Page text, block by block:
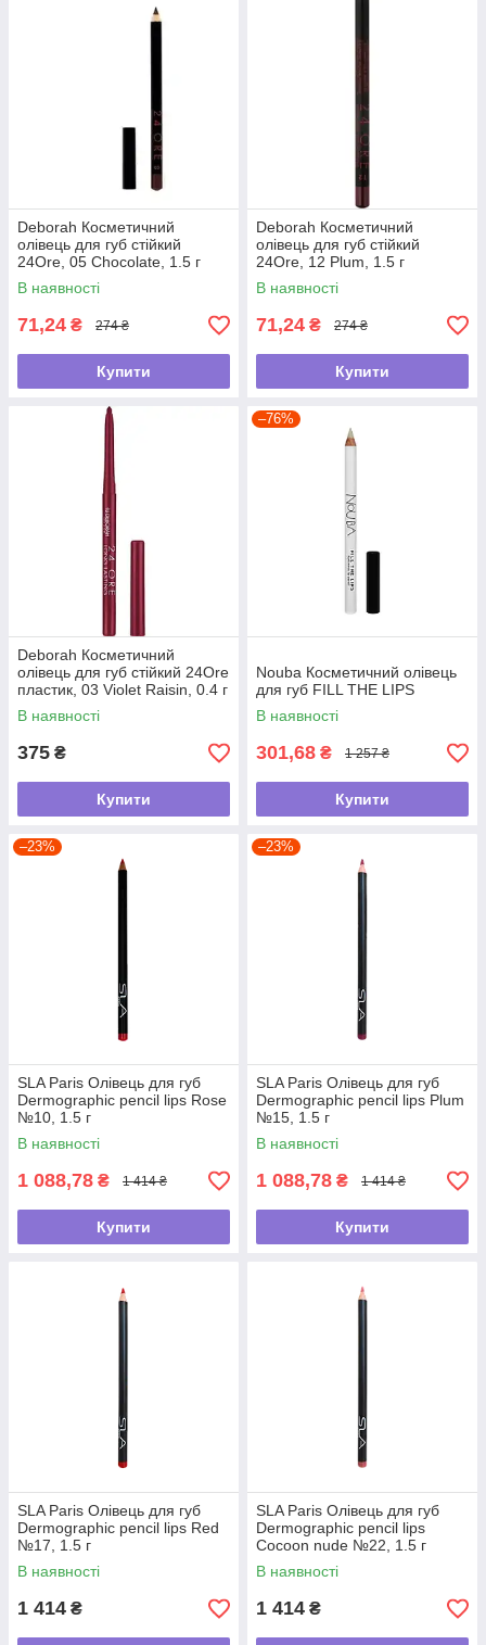
Deborah Косметичний
олівець для губ стійкий
24Ore, 05 Chocolate, 1.5 г
В наявності
71,24 ₴ 274 ₴
Купити
Deborah Косметичний
олівець для губ стійкий
24Ore, 12 Plum, 1.5 г
В наявності
71,24 ₴ 274 ₴
Купити
Deborah Косметичний
олівець для губ стійкий 24Ore
пластик, 03 Violet Raisin, 0.4 г
В наявності
375 ₴
Купити
–76%
Nouba Косметичний олівець
для губ FILL THE LIPS
В наявності
301,68 ₴ 1 257 ₴
Купити
–23%
SLA Paris Олівець для губ
Dermographic pencil lips Rose
№10, 1.5 г
В наявності
1 088,78 ₴ 1 414 ₴
Купити
–23%
SLA Paris Олівець для губ
Dermographic pencil lips Plum
№15, 1.5 г
В наявності
1 088,78 ₴ 1 414 ₴
Купити
SLA Paris Олівець для губ
Dermographic pencil lips Red
№17, 1.5 г
В наявності
1 414 ₴
SLA Paris Олівець для губ
Dermographic pencil lips
Cocoon nude №22, 1.5 г
В наявності
1 414 ₴